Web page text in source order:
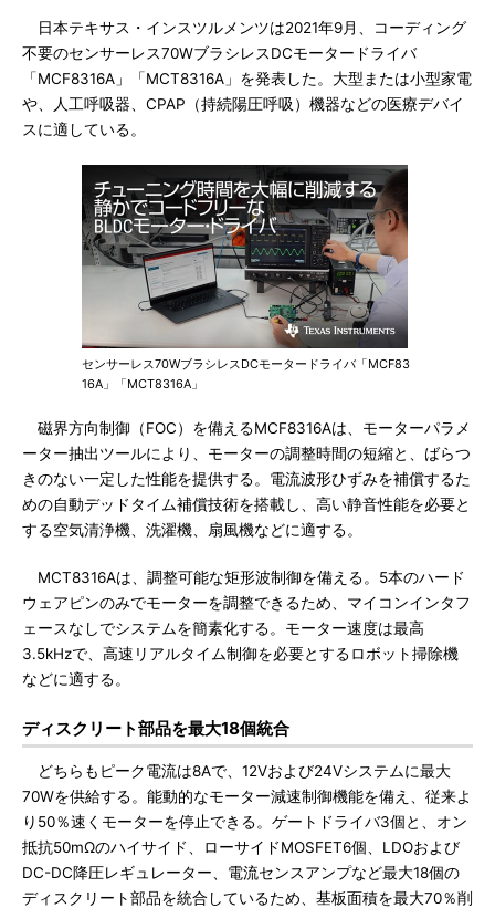
日本テキサス・インスツルメンツは2021年9月、コーディング
不要のセンサーレス70WブラシレスDCモータードライバ
「MCF8316A」「MCT8316A」を発表した。大型または小型家電
や、人工呼吸器、CPAP（持続陽圧呼吸）機器などの医療デバイ
スに適している。
センサーレス70WブラシレスDCモータードライバ「MCF83
16A」「MCT8316A」
磁界方向制御（FOC）を備えるMCF8316Aは、モーターパラメ
ーター抽出ツールにより、モーターの調整時間の短縮と、ばらつ
きのない一定した性能を提供する。電流波形ひずみを補償するた
めの自動デッドタイム補償技術を搭載し、高い静音性能を必要と
する空気清浄機、洗濯機、扇風機などに適する。
MCT8316Aは、調整可能な矩形波制御を備える。5本のハード
ウェアピンのみでモーターを調整できるため、マイコンインタフ
ェースなしでシステムを簡素化する。モーター速度は最高
3.5kHzで、高速リアルタイム制御を必要とするロボット掃除機
などに適する。
ディスクリート部品を最大18個統合
どちらもピーク電流は8Aで、12Vおよび24Vシステムに最大
70Wを供給する。能動的なモーター減速制御機能を備え、従来よ
り50％速くモーターを停止できる。ゲートドライバ3個と、オン
抵抗50mΩのハイサイド、ローサイドMOSFET6個、LDOおよび
DC-DC降圧レギュレーター、電流センスアンプなど最大18個の
ディスクリート部品を統合しているため、基板面積を最大70％削